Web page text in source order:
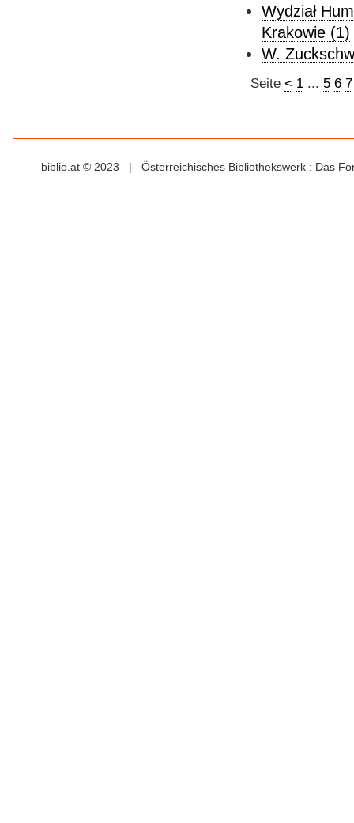
Wydział
Krakowie (1)
W.
Seite < 1... 5 6 7
biblio.at © 2023 | Österreichisches Bibliothekswerk : Das